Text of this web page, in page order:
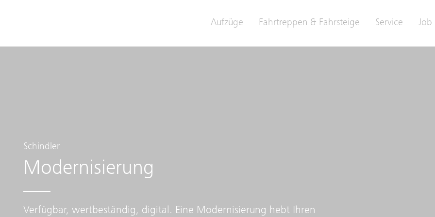
Aufzüge Fahrtreppen & Fahrsteige Service Job
Schindler
Modernisierung
Verfügbar, wertbeständig, digital. Eine Modernisierung hebt Ihren